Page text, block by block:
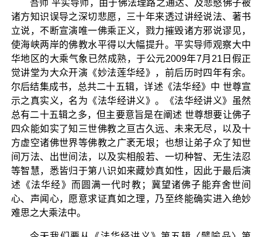
吾师 平实导师，由于佛法理路之通达、及悲愍佛子被
诸方知识误导之深切悲愿，三十年来透过讲经说法、著书
立说，不断宣演唯一佛乘正义，戮力摧毁诸方邪说谬见，
使海峡两岸的佛教水平得以大幅提升。平实导师观察大中
华地区的大乘气象已然成熟，于公元2009年7月21日假正
觉讲堂为大众开演《妙法莲华经》，前后历时四年有余。
尔后结集成书，总共二十五辑，详述《法华经》中 世尊宣
示之真实义，名为《法华经讲义》。《法华经讲义》虽然
总有二十五辑之多，但主要意旨是在阐述 世尊想要让佛子
四众能如实了知三世佛教之亘古久远、未来无尽，以及十
方虚空诸佛世界等佛教之广袤无垠；也想让弟子众了知世
间万法、出世间法，以及实相般若、一切种智、无生法忍
等智慧，悉皆归于第八识如来藏妙真如性，因此于最后演
述《法华经》而圆满一代时教；冀望诸佛子能弃舍世间
心、声闻心，愿意求证真如之理，乃至终能确实进入绝妙
难思之大乘法中。